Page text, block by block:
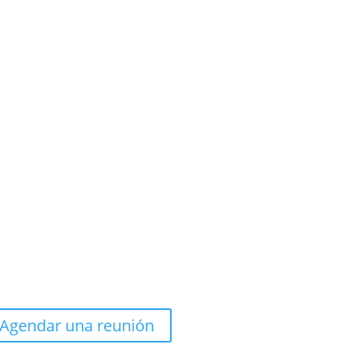
Agendar una reunión